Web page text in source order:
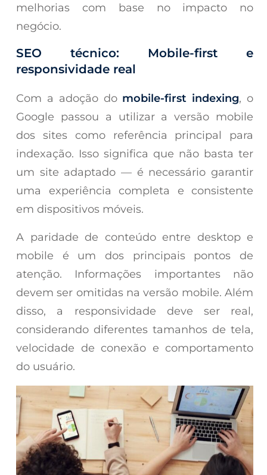
melhorias com base no impacto no
negócio.
SEO técnico: Mobile-first e
responsividade real
Com a adoção do mobile-first indexing, o
Google passou a utilizar a versão mobile
dos sites como referência principal para
indexação. Isso significa que não basta ter
um site adaptado — é necessário garantir
uma experiência completa e consistente
em dispositivos móveis.
A paridade de conteúdo entre desktop e
mobile é um dos principais pontos de
atenção. Informações importantes não
devem ser omitidas na versão mobile. Além
disso, a responsividade deve ser real,
considerando diferentes tamanhos de tela,
velocidade de conexão e comportamento
do usuário.